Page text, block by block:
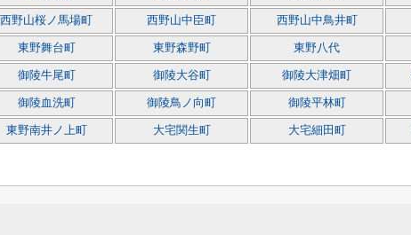
西野山桜ノ馬場町 西野山中臣町 西野山中鳥井町
東野舞台町 東野森野町 東野八代
御陵牛尾町 御陵大谷町 御陵大津畑町
御陵血洗町 御陵鳥ノ向町 御陵平林町
東野南井ノ上町 大宅関生町 大宅細田町